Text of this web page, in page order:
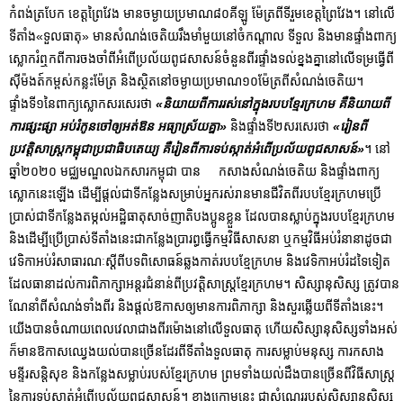
កំពង់ត្របែក ខេត្តព្រៃវែង មានចម្ងាយប្រមាណ៨០គីឡូ ម៉ែត្រពីទីរួមខេត្តព្រៃវែង។ នៅលើ
ទីតាំង«ទួលធាតុ» មានសំណង់ចេតិយរឹងមាំមួយនៅចំកណ្តាល ទីទួល និងមានផ្ទាំងពាក្យ
ស្លោករំឮកពីការចងចាំពីអំពើប្រល័យពូជសាសន៍ចំនួនពីរផ្ទាំងទល់ខ្នងគ្នានៅលើទម្រធ្វើពី
ស៊ីម៉ងត៍កម្ពស់កន្លះមែ៉ត្រ និងស្ថិតនៅចម្ងាយប្រមាណ១០ម៉ែត្រពីសំណង់ចេតិយ។
ផ្ទាំងទី១នៃពាក្យស្លោកសរសេរថា «និយាយពីការរស់នៅក្នុងរបបខ្មែរក្រហម គឺនិយាយពី
ការផ្សះផ្សា អប់រំកូនចៅឲ្យអត់ឱន អធ្យាស្រ័យគ្នា» និងផ្ទាំងទី២សរសេរថា «រៀនពី
ប្រវត្តិសាស្ត្រកម្ពុជាប្រជាធិបតេយ្យ គឺរៀនពីការទប់ស្កាត់អំពើប្រល័យពូជសាសន៍»។ នៅ
ឆ្នាំ២០២០ មជ្ឈមណ្ឌលឯកសារកម្ពុជា បាន កសាងសំណង់ចេតិយ និងផ្ទាំងពាក្យ
ស្លោកនេះឡើង ដើម្បីផ្តល់ជាទីកន្លែងសម្រាប់អ្នករស់រានមានជីវិតពីរបបខ្មែរក្រហមប្រើ
ប្រាស់ជាទីកន្លែងតម្កល់អដ្ឋិធាតុសាច់ញាតិបងប្អូនខ្លួន ដែលបានស្លាប់ក្នុងរបបខ្មែរក្រហម
និងដើម្បីប្រើប្រាស់ទីតាំងនេះជាកន្លែងប្រារព្ធធ្វើកម្មវិធីសាសនា ឬកម្មវិធីអប់រំនានាដូចជា
វេទិកាអប់រំសាធារណៈស្តីពីបទពិសោធន៍ឆ្លងកាត់របបខ្មែក្រហម និងវេទិកាអប់រំដទៃទៀត
ដែលធានាដល់ការពិភាក្សាអន្តរជំនាន់ពីប្រវត្តិសាស្ត្រខ្មែរក្រហម។ សិស្សានុសិស្ស ត្រូវបាន
ណែនាំពីសំណង់ទាំងពីរ និងផ្តល់ឱកាសឲ្យមានការពិភាក្សា និងសួរឆ្លើយពីទីតាំងនេះ។
យើងបានចំណាយពេលវេលាជាងពីរម៉ោងនៅលើទួលធាតុ ហើយសិស្សានុសិស្សទាំងអស់
ក៏មានឱកាសឈ្វេងយល់បានច្រើនដែរពីទីតាំងទួលធាតុ ការសម្លាប់មនុស្ស ការកសាង
មន្ទីរសន្តិសុខ និងកន្លែងសម្លាប់របស់ខ្មែរក្រហម ព្រមទាំងយល់ដឹងបានច្រើនពីវិធីសាស្ត្រ
នៃការទប់ស្កាត់អំពើប្រល័យពូជសាសន៍។ ខាងក្រោមនេះ ជាសំណេររបស់សិស្សានុសិស្ស